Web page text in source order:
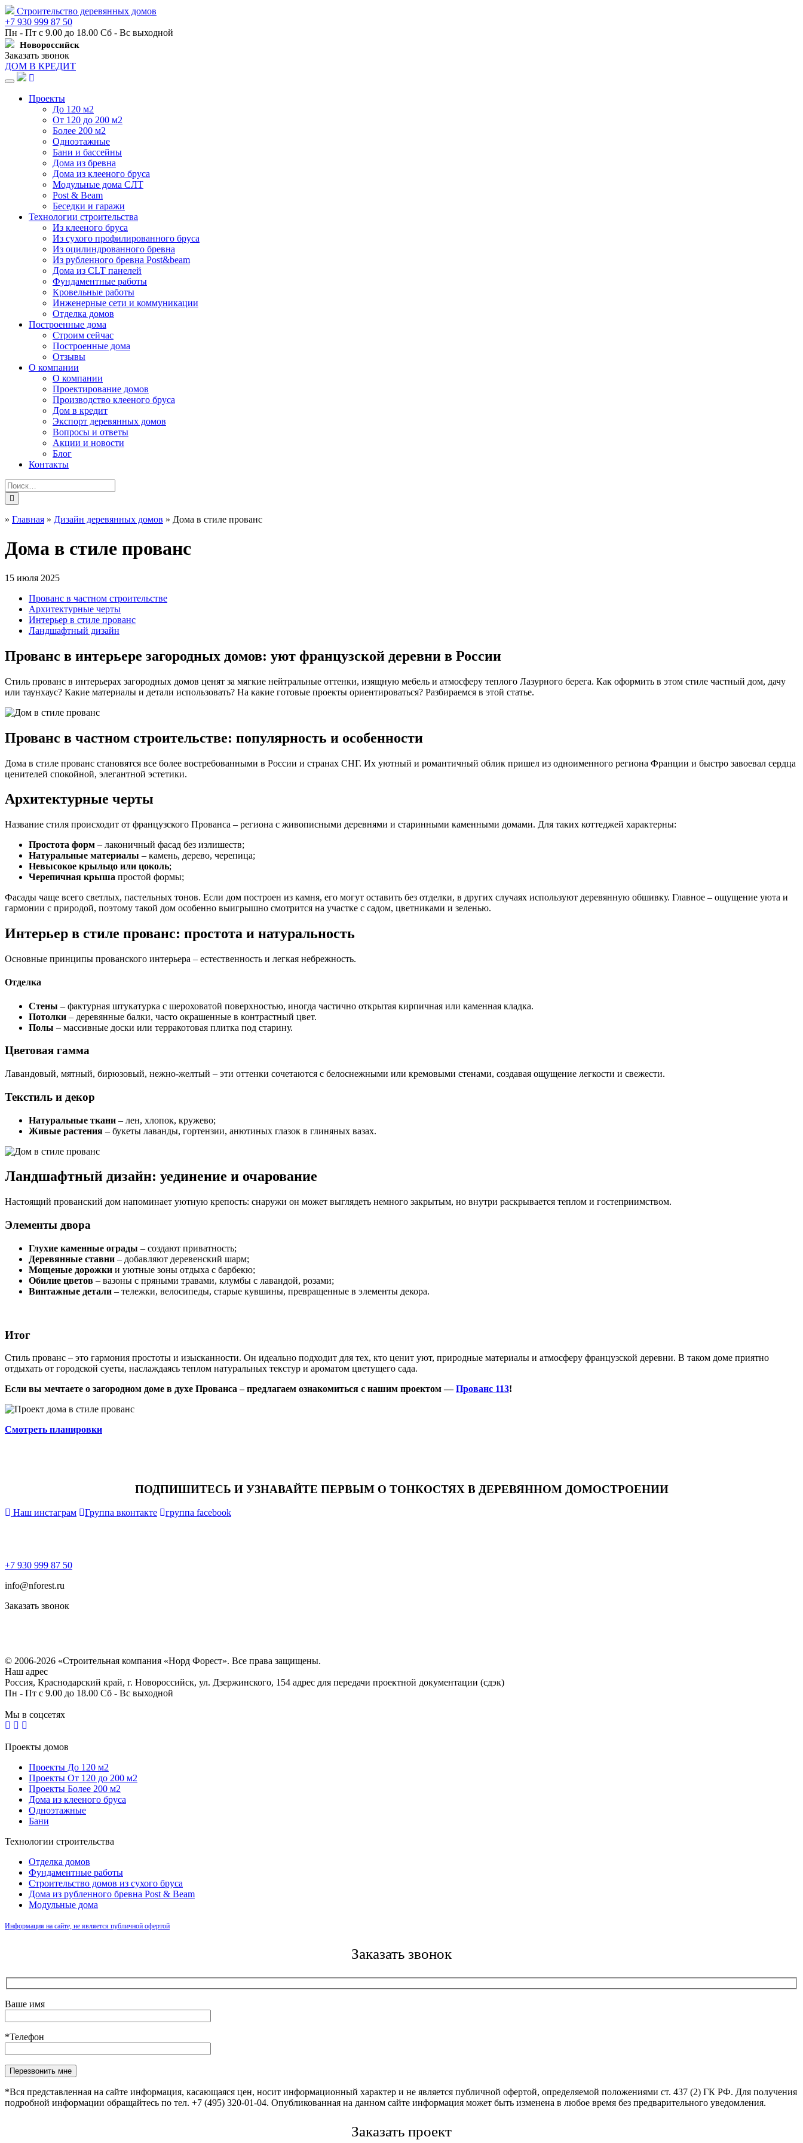
Строительство деревянных домов
+7 930 999 87 50
Пн - Пт с 9.00 до 18.00 Сб - Вс выходной
Новороссийск
Заказать звонок
ДОМ В КРЕДИТ
Навигация
Проекты
До 120 м2
От 120 до 200 м2
Более 200 м2
Одноэтажные
Бани и бассейны
Дома из бревна
Дома из клееного бруса
Модульные дома СЛТ
Post & Beam
Беседки и гаражи
Технологии строительства
Из клееного бруса
Из сухого профилированного бруса
Из оцилиндрованного бревна
Из рубленного бревна Post&beam
Дома из CLT панелей
Фундаментные работы
Кровельные работы
Инженерные сети и коммуникации
Отделка домов
Построенные дома
Строим сейчас
Построенные дома
Отзывы
О компании
О компании
Проектирование домов
Производство клееного бруса
Дом в кредит
Экспорт деревянных домов
Вопросы и ответы
Акции и новости
Блог
Контакты
» Главная » Дизайн деревянных домов » Дома в стиле прованс
Дома в стиле прованс
15 июля 2025
Прованс в частном строительстве
Архитектурные черты
Интерьер в стиле прованс
Ландшафтный дизайн
Прованс в интерьере загородных домов: уют французской деревни в России
Стиль прованс в интерьерах загородных домов ценят за мягкие нейтральные оттенки, изящную мебель и атмосферу теплого Лазурного берега. Как оформить в этом стиле частный дом, дачу
или таунхаус? Какие материалы и детали использовать? На какие готовые проекты ориентироваться? Разбираемся в этой статье.
Прованс в частном строительстве: популярность и особенности
Дома в стиле прованс становятся все более востребованными в России и странах СНГ. Их уютный и романтичный облик пришел из одноименного региона Франции и быстро завоевал сердца
ценителей спокойной, элегантной эстетики.
Архитектурные черты
Название стиля происходит от французского Прованса – региона с живописными деревнями и старинными каменными домами. Для таких коттеджей характерны:
Простота форм – лаконичный фасад без излишеств;
Натуральные материалы – камень, дерево, черепица;
Невысокое крыльцо или цоколь;
Черепичная крыша простой формы;
Фасады чаще всего светлых, пастельных тонов. Если дом построен из камня, его могут оставить без отделки, в других случаях используют деревянную обшивку. Главное – ощущение уюта и
гармонии с природой, поэтому такой дом особенно выигрышно смотрится на участке с садом, цветниками и зеленью.
Интерьер в стиле прованс: простота и натуральность
Основные принципы прованского интерьера – естественность и легкая небрежность.
Отделка
Стены – фактурная штукатурка с шероховатой поверхностью, иногда частично открытая кирпичная или каменная кладка.
Потолки – деревянные балки, часто окрашенные в контрастный цвет.
Полы – массивные доски или терракотовая плитка под старину.
Цветовая гамма
Лавандовый, мятный, бирюзовый, нежно-желтый – эти оттенки сочетаются с белоснежными или кремовыми стенами, создавая ощущение легкости и свежести.
Текстиль и декор
Натуральные ткани – лен, хлопок, кружево;
Живые растения – букеты лаванды, гортензии, анютиных глазок в глиняных вазах.
Ландшафтный дизайн: уединение и очарование
Настоящий прованский дом напоминает уютную крепость: снаружи он может выглядеть немного закрытым, но внутри раскрывается теплом и гостеприимством.
Элементы двора
Глухие каменные ограды – создают приватность;
Деревянные ставни – добавляют деревенский шарм;
Мощеные дорожки и уютные зоны отдыха с барбекю;
Обилие цветов – вазоны с пряными травами, клумбы с лавандой, розами;
Винтажные детали – тележки, велосипеды, старые кувшины, превращенные в элементы декора.
Итог
Стиль прованс – это гармония простоты и изысканности. Он идеально подходит для тех, кто ценит уют, природные материалы и атмосферу французской деревни. В таком доме приятно
отдыхать от городской суеты, наслаждаясь теплом натуральных текстур и ароматом цветущего сада.
Если вы мечтаете о загородном доме в духе Прованса – предлагаем ознакомиться с нашим проектом —Прованс 113!
Смотреть планировки
ПОДПИШИТЕСЬ И УЗНАВАЙТЕ ПЕРВЫМ О ТОНКОСТЯХ В ДЕРЕВЯННОМ ДОМОСТРОЕНИИ
Наш инстаграм Группа вконтакте группа facebook
+7 930 999 87 50
info@nforest.ru
Заказать звонок
© 2006-2026 «Строительная компания «Норд Форест». Все права защищены.
Наш адрес
Россия, Краснодарский край, г. Новороссийск, ул. Дзержинского, 154 адрес для передачи проектной документации (сдэк)
Пн - Пт с 9.00 до 18.00 Сб - Вс выходной
Мы в соцсетях
Проекты домов
Проекты До 120 м2
Проекты От 120 до 200 м2
Проекты Более 200 м2
Дома из клееного бруса
Одноэтажные
Бани
Технологии строительства
Отделка домов
Фундаментные работы
Строительство домов из сухого бруса
Дома из рубленного бревна Post & Beam
Модульные дома
Информация на сайте, не является публичной офертой
Заказать звонок
Ваше имя
*Телефон
Оставьте это поле пустым.
*Вся представленная на сайте информация, касающаяся цен, носит информационный характер и не является публичной офертой, определяемой положениями ст. 437 (2) ГК РФ. Для получения
подробной информации обращайтесь по тел. +7 (495) 320-01-04. Опубликованная на данном сайте информация может быть изменена в любое время без предварительного уведомления.
Заказать проект